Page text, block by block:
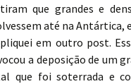
que grandes e
até na Antártica,
em outro post.
a deposição de um
que foi soterrada e